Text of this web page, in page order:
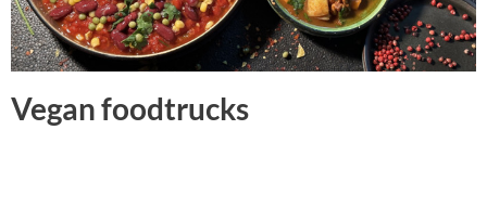
Vegan foodtrucks